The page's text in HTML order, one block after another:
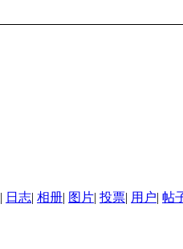
| 日志| 相册| 图片| 投票| 用户| 帖